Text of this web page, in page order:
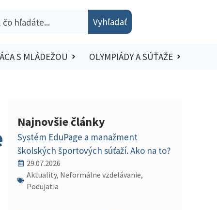
Vyhľadať
S MLÁDEŽOU OLYMPIÁDY A SÚŤAŽE
Najnovšie články
Systém EduPage a manažment
školských športových súťaží. Ako na to?
29.07.2026
Aktuality, Neformálne vzdelávanie,
Podujatia